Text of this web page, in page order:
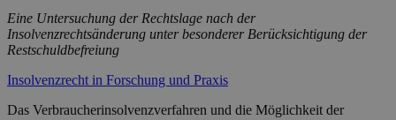
Eine Untersuchung der Rechtslage nach der
Insolvenzrechtsänderung unter besonderer Berücksichtigung der
Restschuldbefreiung
Insolvenzrecht in Forschung und Praxis
Das Verbraucherinsolvenzverfahren und die Möglichkeit der